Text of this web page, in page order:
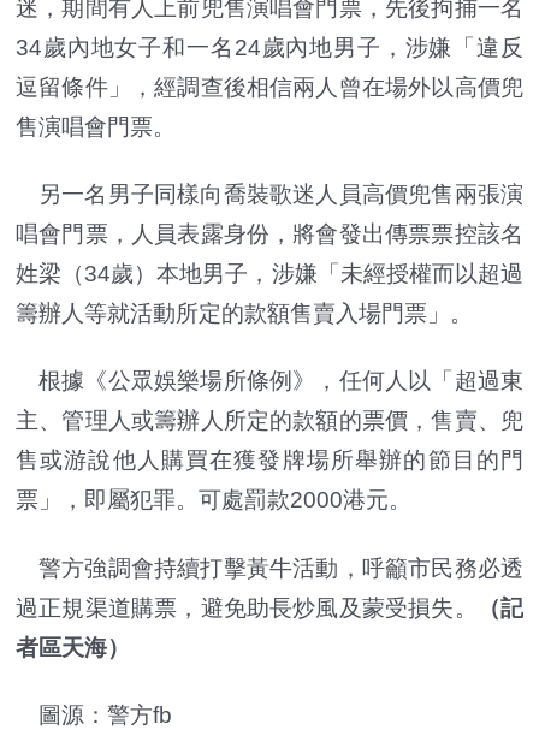
迷，期間有人上前兜售演唱會門票，先後拘捕一名
34歲內地女子和一名24歲內地男子，涉嫌「違反
逗留條件」，經調查後相信兩人曾在場外以高價兜
售演唱會門票。
另一名男子同樣向喬裝歌迷人員高價兜售兩張演
唱會門票，人員表露身份，將會發出傳票票控該名
姓梁（34歲）本地男子，涉嫌「未經授權而以超過
籌辦人等就活動所定的款額售賣入場門票」。
根據《公眾娛樂場所條例》，任何人以「超過東
主、管理人或籌辦人所定的款額的票價，售賣、兜
售或游說他人購買在獲發牌場所舉辦的節目的門
票」，即屬犯罪。可處罰款2000港元。
警方強調會持續打擊黃牛活動，呼籲市民務必透
過正規渠道購票，避免助長炒風及蒙受損失。
（記
者區天海）
圖源： 警方fb